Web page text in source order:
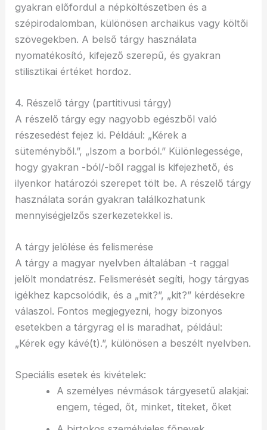
gyakran előfordul a népköltészetben és a
szépirodalomban, különösen archaikus vagy költői
szövegekben. A belső tárgy használata
nyomatékosító, kifejező szerepű, és gyakran
stilisztikai értéket hordoz.
4. Részelő tárgy (partitivusi tárgy)
A részelő tárgy egy nagyobb egészből való
részesedést fejez ki. Például: „Kérek a
süteményből.”, „Iszom a borból.” Különlegessége,
hogy gyakran -ból/-ből raggal is kifejezhető, és
ilyenkor határozói szerepet tölt be. A részelő tárgy
használata során gyakran találkozhatunk
mennyiségjelzős szerkezetekkel is.
A tárgy jelölése és felismerése
A tárgy a magyar nyelvben általában -t raggal
jelölt mondatrész. Felismerését segíti, hogy tárgyas
igékhez kapcsolódik, és a „mit?”, „kit?” kérdésekre
válaszol. Fontos megjegyezni, hogy bizonyos
esetekben a tárgyrag el is maradhat, például:
„Kérek egy kávé(t).”, különösen a beszélt nyelvben.
Speciális esetek és kivételek:
A személyes névmások tárgyesetű alakjai:
engem, téged, őt, minket, titeket, őket